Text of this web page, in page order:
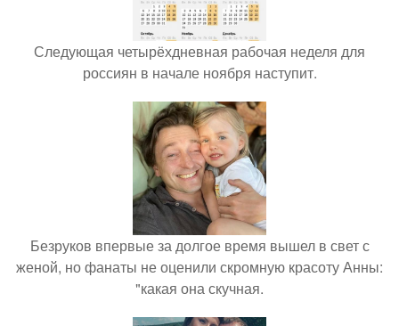
Следующая четырёхдневная рабочая неделя для
россиян в начале ноября наступит.
Безруков впервые за долгое время вышел в свет с
женой, но фанаты не оценили скромную красоту Анны:
"какая она скучная.